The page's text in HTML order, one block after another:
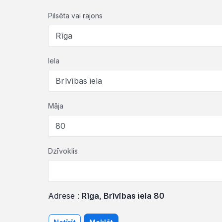
Pilsēta vai rajons
Iela
Māja
Dzīvoklis
Adrese : Rīga, Brīvības iela 80